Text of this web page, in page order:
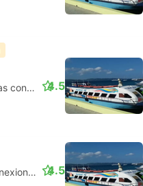
2h 30m Autobús+Ferry. Todas las conexiones garantizadas
4.5
3h Autobús+Ferry. Todas las conexiones garantizadas
4.5